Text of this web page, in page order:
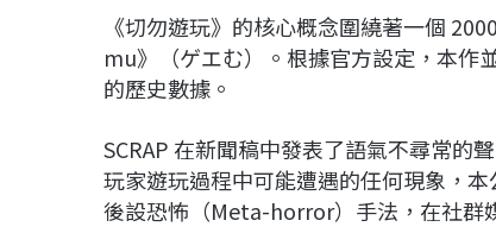
《切勿遊玩》的核心概念圍繞著一個
mu》（ゲエむ）。根據官方設定，本作
的歷史數據。
SCRAP 在新聞稿中發表了語氣不尋常的
玩家遊玩過程中可能遭遇的任何現象，
後設恐怖（Meta-horror）手法，在社群